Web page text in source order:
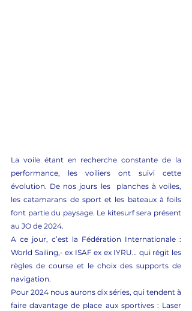
La voile étant en recherche constante de la
performance, les voiliers ont suivi cette
évolution. De nos jours les  planches à voiles,
les catamarans de sport et les bateaux à foils
font partie du paysage. Le kitesurf sera présent
au JO de 2024.
A ce jour, c’est la Fédération Internationale :
World Sailing,- ex ISAF ex ex IYRU… qui régit les
règles de course et le choix des supports de
navigation.
Pour 2024 nous aurons dix séries, qui tendent à
faire davantage de place aux sportives : Laser